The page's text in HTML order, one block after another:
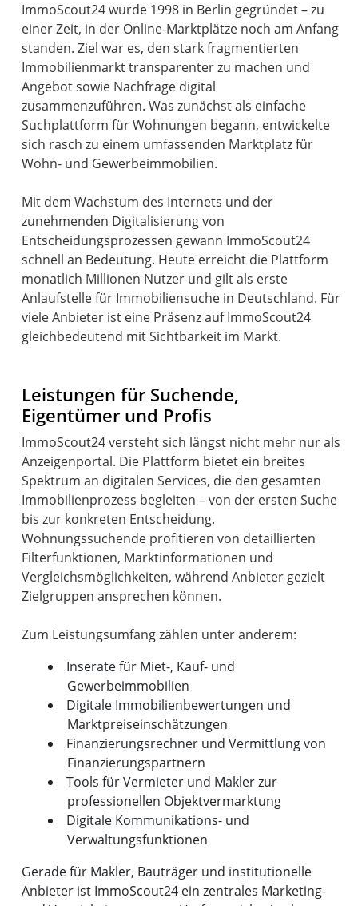
ImmoScout24 wurde 1998 in Berlin gegründet – zu
einer Zeit, in der Online-Marktplätze noch am Anfang
standen. Ziel war es, den stark fragmentierten
Immobilienmarkt transparenter zu machen und
Angebot sowie Nachfrage digital
zusammenzuführen. Was zunächst als einfache
Suchplattform für Wohnungen begann, entwickelte
sich rasch zu einem umfassenden Marktplatz für
Wohn- und Gewerbeimmobilien.
Mit dem Wachstum des Internets und der
zunehmenden Digitalisierung von
Entscheidungsprozessen gewann ImmoScout24
schnell an Bedeutung. Heute erreicht die Plattform
monatlich Millionen Nutzer und gilt als erste
Anlaufstelle für Immobiliensuche in Deutschland. Für
viele Anbieter ist eine Präsenz auf ImmoScout24
gleichbedeutend mit Sichtbarkeit im Markt.
Leistungen für Suchende,
Eigentümer und Profis
ImmoScout24 versteht sich längst nicht mehr nur als
Anzeigenportal. Die Plattform bietet ein breites
Spektrum an digitalen Services, die den gesamten
Immobilienprozess begleiten – von der ersten Suche
bis zur konkreten Entscheidung.
Wohnungssuchende profitieren von detaillierten
Filterfunktionen, Marktinformationen und
Vergleichsmöglichkeiten, während Anbieter gezielt
Zielgruppen ansprechen können.
Inserate für Miet-, Kauf- und
Gewerbeimmobilien
Digitale Immobilienbewertungen und
Marktpreiseinschätzungen
Finanzierungsrechner und Vermittlung von
Finanzierungspartnern
Tools für Vermieter und Makler zur
professionellen Objektvermarktung
Digitale Kommunikations- und
Verwaltungsfunktionen
Gerade für Makler, Bauträger und institutionelle
Anbieter ist ImmoScout24 ein zentrales Marketing-